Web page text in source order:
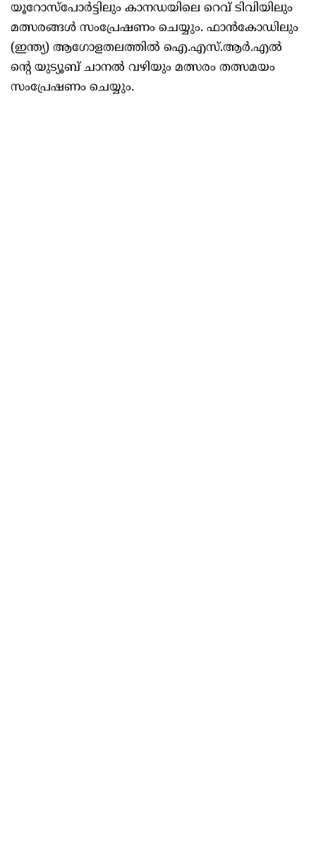
യൂറോസ്പോര്‍ട്ടിലും കാനഡയിലെ റെവ് ടിവിയിലും
മത്സരങ്ങള്‍ സംപ്രേഷണം ചെയ്യും. ഫാന്‍കോഡിലും
(ഇന്ത്യ) ആഗോളതലത്തില്‍ ഐ.എസ്.ആര്‍.എല്‍
ന്റെ യുട്യൂബ് ചാനല്‍ വഴിയും മത്സരം തത്സമയം
സംപ്രേഷണം ചെയ്യും.